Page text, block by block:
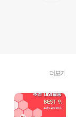
더보기